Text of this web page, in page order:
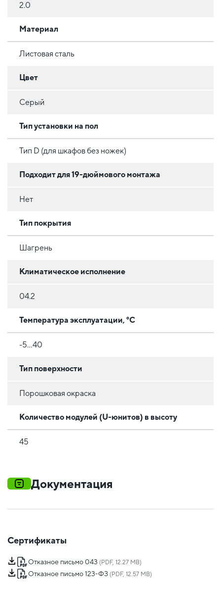
2.0
Материал
Листовая сталь
Цвет
Серый
Тип установки на пол
Тип D (для шкафов без ножек)
Подходит для 19-дюймового монтажа
Нет
Тип покрытия
Шагрень
Климатическое исполнение
04.2
Температура эксплуатации, °C
-5...40
Тип поверхности
Порошковая окраска
Количество модулей (U-юнитов) в высоту
45
Документация
Сертификаты
Отказное письмо 043 (PDF, 12.27 MB)
Отказное письмо 123-ФЗ (PDF, 12.57 MB)